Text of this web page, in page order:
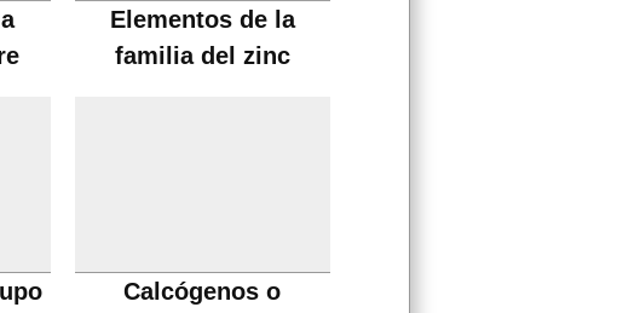
Elementos de la
familia del zinc
Calcógenos o